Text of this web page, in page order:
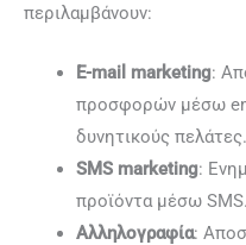
περιλαμβάνουν:
E-mail marketing:
προσφορών μέσω
δυνητικούς πελάτες.
SMS marketing:
προϊόντα μέσω SMS.
Αλληλογραφία: